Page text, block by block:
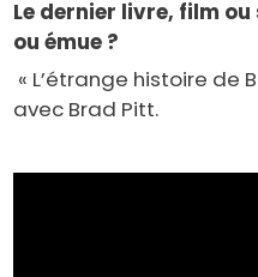
Le dernier livre, film
ou émue ?
« L’étrange histoire de
avec Brad Pitt.